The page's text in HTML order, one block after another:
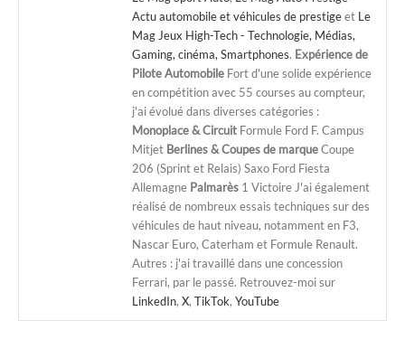
Actu automobile et véhicules de prestigeet Le
Mag Jeux High-Tech - Technologie, Médias,
Gaming, cinéma, Smartphones. Expérience de
Pilote Automobile Fort d'une solide expérience
en compétition avec 55 courses au compteur,
j'ai évolué dans diverses catégories :
Monoplace & Circuit Formule Ford F. Campus
Mitjet Berlines & Coupes de marqueCoupe
206 (Sprint et Relais) Saxo Ford Fiesta
Allemagne Palmarès 1 Victoire J'ai également
réalisé de nombreux essais techniques sur des
véhicules de haut niveau, notamment en F3,
Nascar Euro, Caterham et Formule Renault.
Autres : j'ai travaillé dans une concession
Ferrari, par le passé. Retrouvez-moi sur
LinkedIn, X, TikTok, YouTube